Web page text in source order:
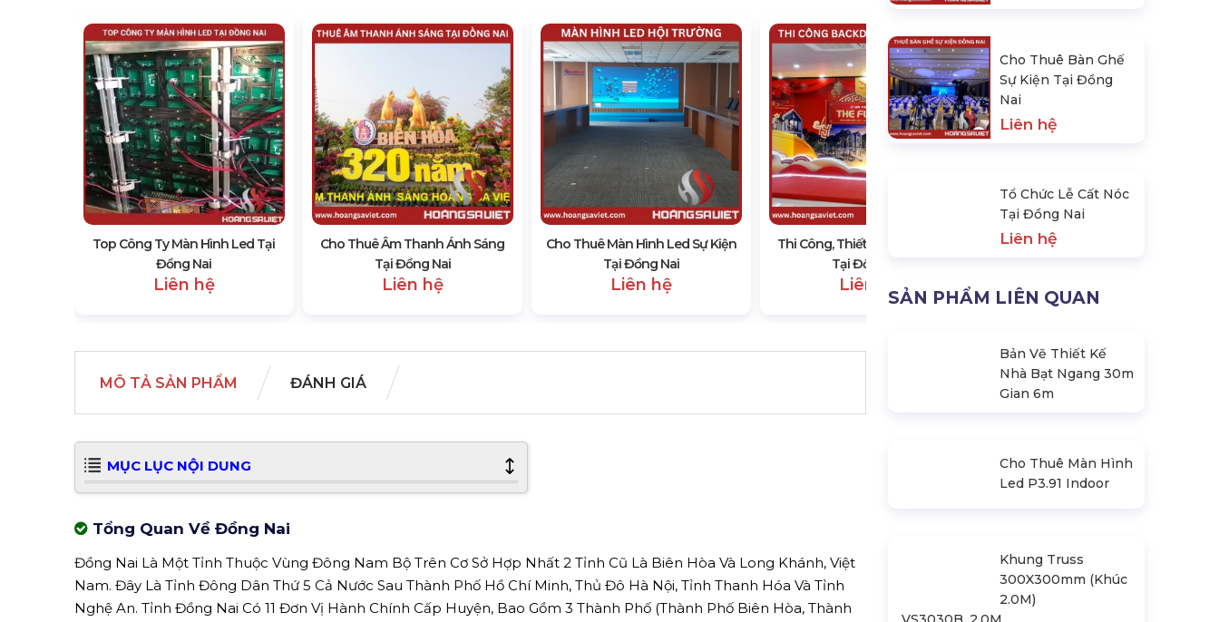
Top Công Ty Màn Hình Led Tại
Đồng Nai
Liên hệ
Cho Thuê Âm Thanh Ánh Sáng
Tại Đồng Nai
Liên hệ
Cho Thuê Màn Hình Led Sự Kiện
Tại Đồng Nai
Liên hệ
Thi Công, Thiết Kế, In Backdrop
Tại Đồng Nai
Liên hệ
Tại Đồng Nai
Liên hệ
MÔ TẢ SẢN PHẨM ĐÁNH GIÁ
MỤC LỤC NỘI DUNG
Tổng Quan Về Đồng Nai
Đồng Nai Là Một Tỉnh Thuộc Vùng Đông Nam Bộ Trên Cơ Sở Hợp Nhất 2 Tỉnh Cũ Là Biên Hòa Và Long Khánh, Việt
Nam. Đây Là Tỉnh Đông Dân Thứ 5 Cả Nước Sau Thành Phố Hồ Chí Minh, Thủ Đô Hà Nội, Tỉnh Thanh Hóa Và Tỉnh
Nghệ An. Tỉnh Đồng Nai Có 11 Đơn Vị Hành Chính Cấp Huyện, Bao Gồm 3 Thành Phố (Thành Phố Biên Hòa, Thành
Cho Thuê Bàn Ghế
Sự Kiện Tại Đồng
Nai
Liên hệ
Tổ Chức Lễ Cất Nóc
Tại Đồng Nai
Liên hệ
SẢN PHẨM LIÊN QUAN
Bản Vẽ Thiết Kế
Nhà Bạt Ngang 30m